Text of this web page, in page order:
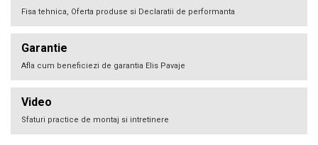
Fisa tehnica, Oferta produse si Declaratii de performanta
Garantie
Afla cum beneficiezi de garantia Elis Pavaje
Video
Sfaturi practice de montaj si intretinere